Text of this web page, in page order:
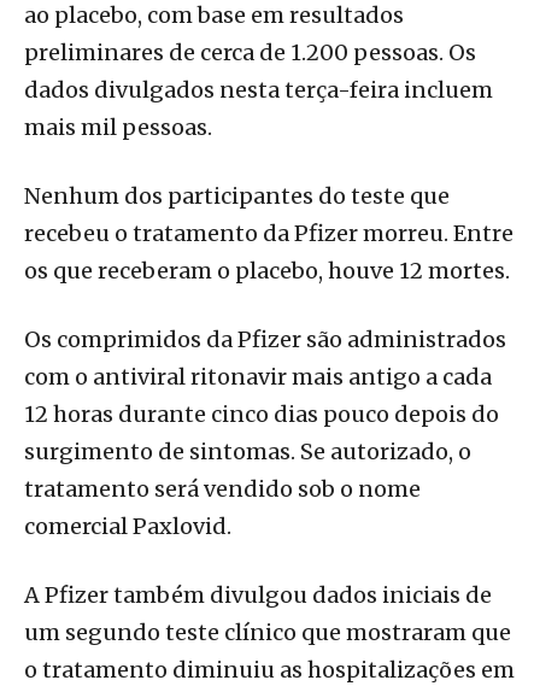
ao placebo, com base em resultados
preliminares de cerca de 1.200 pessoas. Os
dados divulgados nesta terça-feira incluem
mais mil pessoas.
Nenhum dos participantes do teste que
recebeu o tratamento da Pfizer morreu. Entre
os que receberam o placebo, houve 12 mortes.
Os comprimidos da Pfizer são administrados
com o antiviral ritonavir mais antigo a cada
12 horas durante cinco dias pouco depois do
surgimento de sintomas. Se autorizado, o
tratamento será vendido sob o nome
comercial Paxlovid.
A Pfizer também divulgou dados iniciais de
um segundo teste clínico que mostraram que
o tratamento diminuiu as hospitalizações em